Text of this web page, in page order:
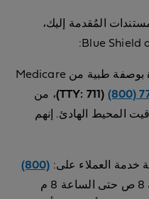
المُقدمة إليك،
خدمة عملاء خطط الأدوية المقررة بوصفة طبية من Medicare
‎(800)
(TTY:‎ 711)
، من
حتى الساعة 8 م بتوقيت المحيط الهادئ. إنهم
خدمة العملاء على: ‎(800)
، من الساعة 8 ص حتى الساعة 8 م